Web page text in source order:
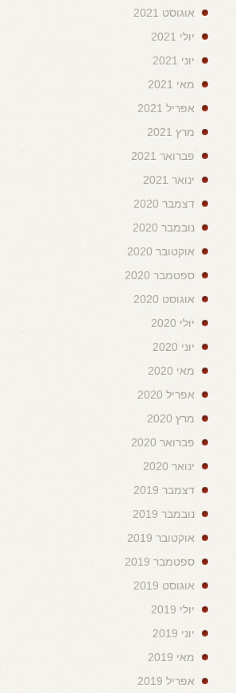
אוגוסט 2021
יולי 2021
יוני 2021
מאי 2021
אפריל 2021
מרץ 2021
פברואר 2021
ינואר 2021
דצמבר 2020
נובמבר 2020
אוקטובר 2020
ספטמבר 2020
אוגוסט 2020
יולי 2020
יוני 2020
מאי 2020
אפריל 2020
מרץ 2020
פברואר 2020
ינואר 2020
דצמבר 2019
נובמבר 2019
אוקטובר 2019
ספטמבר 2019
אוגוסט 2019
יולי 2019
יוני 2019
מאי 2019
אפריל 2019